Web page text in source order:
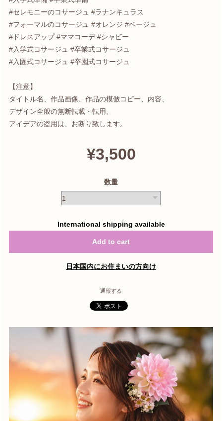
#セレモニーのコサージュ #ラナンキュラス
#フォーマルのコサージュ #オレンジ #ベージュ
#ドレスアップ #ママコーデ #シャビー
#入学式コサージュ #卒業式コサージュ
#入園式コサージュ #卒園式コサージュ
【注意】
タイトル名、作品画像、作品の模倣コピー、内容、
デザイン全般の無断転載・転用、
アイデアの盗用は、お断り致します。
¥3,500
数量
International shipping available
Add to cart
日本国内にお住まいの方向け
通報する